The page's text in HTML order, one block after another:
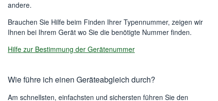
andere.
Brauchen Sie Hilfe beim Finden Ihrer Typennummer, zeigen wir
Ihnen bei Ihrem Gerät wo Sie die benötigte Nummer finden.
Hilfe zur Bestimmung der Gerätenummer
Wie führe ich einen Geräteabgleich durch?
Am schnellsten, einfachsten und sichersten führen Sie den